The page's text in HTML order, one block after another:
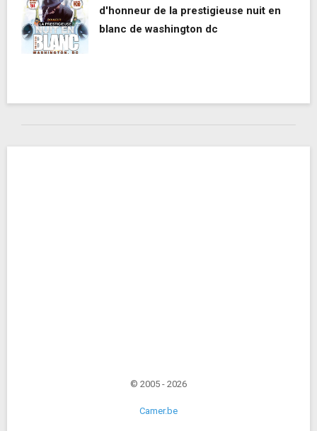
d'honneur de la prestigieuse nuit en
blanc de washington dc
© 2005 - 2026
Camer.be